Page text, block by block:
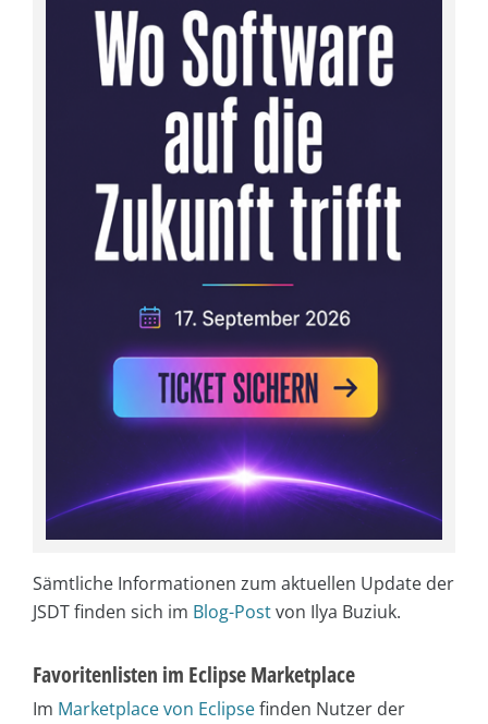
Sämtliche Informationen zum aktuellen Update der
JSDT finden sich im Blog-Postvon Ilya Buziuk.
Favoritenlisten im Eclipse Marketplace
Im Marketplace von Eclipsefinden Nutzer der